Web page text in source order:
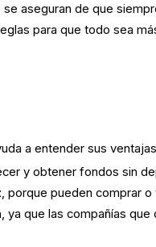
se aseguran de que
para que todo sea
a entender sus
y obtener fondos sin
, porque pueden comprar
, ya que las compañías